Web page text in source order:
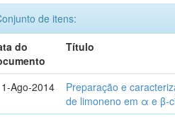
de itens:
do
Título
1-Ago-2014
Preparação e
de limoneno em α e β-